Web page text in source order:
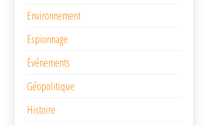
Environnement
Espionnage
Événements
Géopolitique
Histoire